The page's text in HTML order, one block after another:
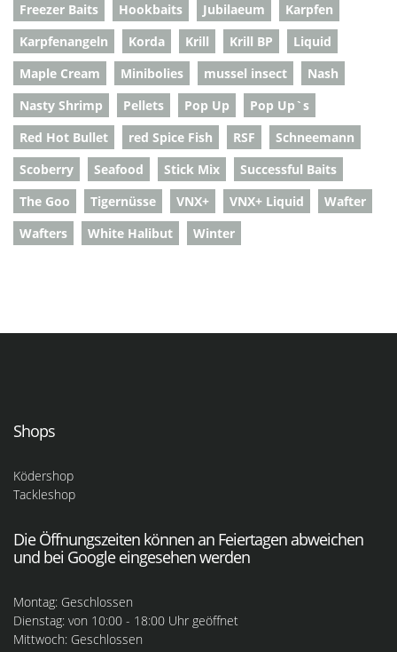
Freezer Baits
Hookbaits Jubilaeum
Karpfen
Karpfenangeln
Korda Krill Krill BP
Liquid
Maple Cream
Minibolies mussel insect
Nash
Nasty Shrimp
Pellets Pop Up
Pop Up`s
Red Hot Bullet
red Spice Fish RSF
Schneemann
Scoberry
Seafood Stick Mix
Successful Baits
The Goo
Tigernüsse VNX+ VNX+ Liquid
Wafter
Wafters
White Halibut Winter
Shops
Ködershop
Tackleshop
Die Öffnungszeiten können an Feiertagen abweichen
und bei Google eingesehen werden
Montag: Geschlossen
Dienstag: von 10:00 - 18:00 Uhr geöffnet
Mittwoch: Geschlossen